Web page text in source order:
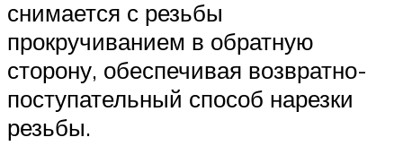
снимается с резьбы
прокручиванием в обратную
сторону, обеспечивая возвратно-
поступательный способ нарезки
резьбы.